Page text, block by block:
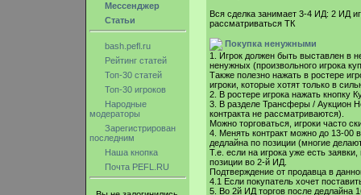
Мессенджер
Статьи
bash.pefl.ru
Рейтинг статей
Топ-30 статей
Топ-30 игроков
Народные
модераторы
Зарегистрирован
последним
Наша кнопка
Почта PEFL.RU
Вся сделка занимает 3-4 ИД: 2 ИД
рассматриваться ТК
Покупка ненужными
1. Игрок должен быть выставлен в
ненужных (произвольного игрока
Также полезно нажать в ростере
игроки, которые хотят только в
2. В ростере игрока нажать кнопку
3. В разделе Трансферы / Аукцион
контракта не рассматриваются).
Можно торговаться, игроки часто
4. Менять контракт можно до 13-00
дедлайна по позиции (многие
Т.е. если на игрока уже есть
позиции во 2-й ИД.
Подтверждение от продавца в
4.1 Если покупатель хочет
5. Во 2й ИД торгов после дедлайна